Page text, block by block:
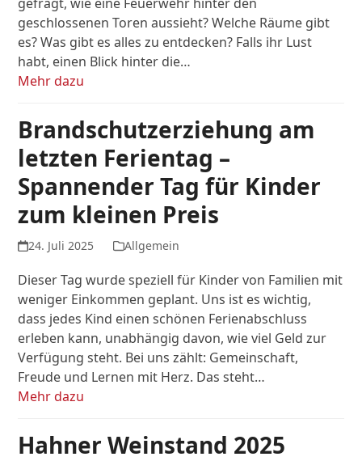
geschlossenen Toren aussieht? Welche Räume gibt
es? Was gibt es alles zu entdecken? Falls ihr Lust
habt, einen Blick hinter die…
Mehr dazu
Brandschutzerziehung am
letzten Ferientag –
Spannender Tag für Kinder
zum kleinen Preis
24. Juli 2025 Allgemein
Dieser Tag wurde speziell für Kinder von Familien mit
weniger Einkommen geplant. Uns ist es wichtig,
dass jedes Kind einen schönen Ferienabschluss
erleben kann, unabhängig davon, wie viel Geld zur
Verfügung steht. Bei uns zählt: Gemeinschaft,
Freude und Lernen mit Herz. Das steht…
Mehr dazu
Hahner Weinstand 2025